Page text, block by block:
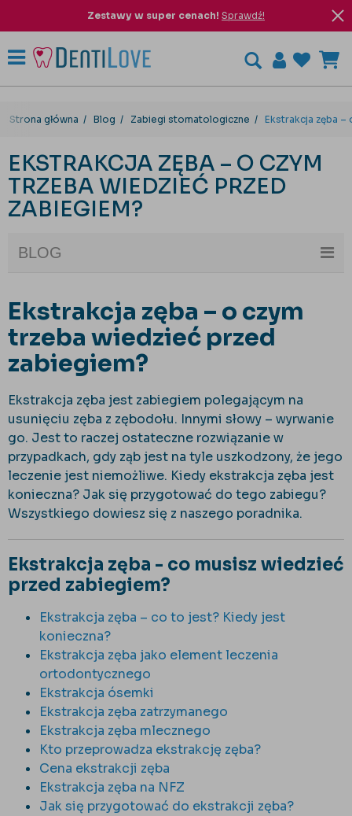
Zestawy w super cenach! Sprawdź!
Strona główna Blog Zabiegi stomatologiczne Ekstrakcja zęba –
EKSTRAKCJA ZĘBA – O CZYM
TRZEBA WIEDZIEĆ PRZED
ZABIEGIEM?
BLOG
Ekstrakcja zęba – o czym
trzeba wiedzieć przed
zabiegiem?
Ekstrakcja zęba jest zabiegiem polegającym na
usunięciu zęba z zębodołu. Innymi słowy – wyrwanie
go. Jest to raczej ostateczne rozwiązanie w
przypadkach, gdy ząb jest na tyle uszkodzony, że jego
leczenie jest niemożliwe. Kiedy ekstrakcja zęba jest
konieczna? Jak się przygotować do tego zabiegu?
Wszystkiego dowiesz się z naszego poradnika.
Ekstrakcja zęba - co musisz wiedzieć
przed zabiegiem?
Ekstrakcja zęba – co to jest? Kiedy jest
konieczna?
Ekstrakcja zęba jako element leczenia
ortodontycznego
Ekstrakcja ósemki
Ekstrakcja zęba zatrzymanego
Ekstrakcja zęba mlecznego
Kto przeprowadza ekstrakcję zęba?
Cena ekstrakcji zęba
Ekstrakcja zęba na NFZ
Jak się przygotować do ekstrakcji zęba?